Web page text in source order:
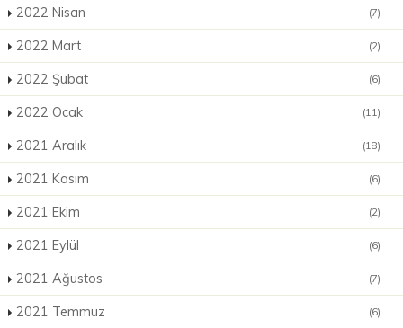
2022 Nisan (7)
2022 Mart (2)
2022 Şubat (6)
2022 Ocak (11)
2021 Aralık (18)
2021 Kasım (6)
2021 Ekim (2)
2021 Eylül (6)
2021 Ağustos (7)
2021 Temmuz (6)